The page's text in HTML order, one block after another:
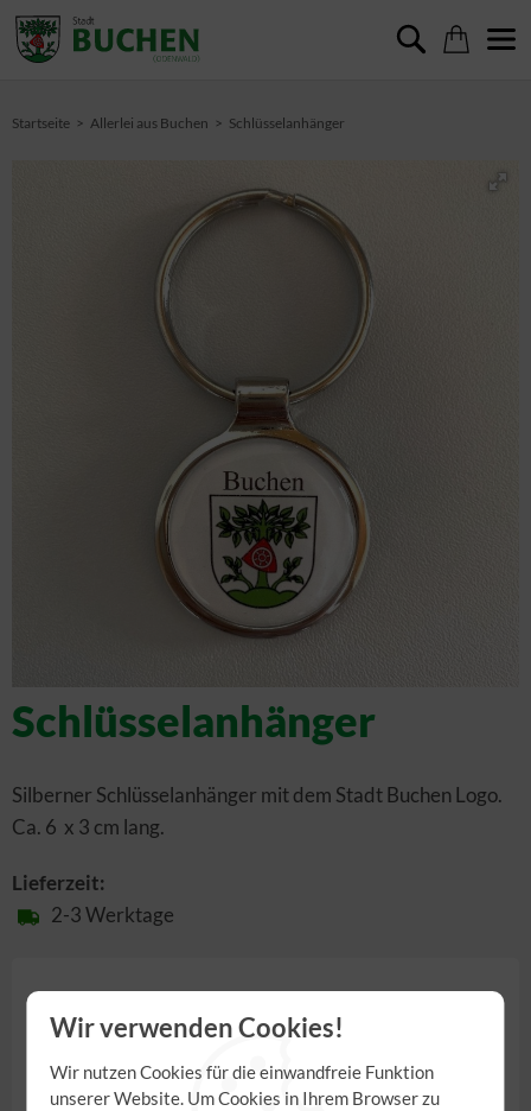
Wir verwenden Cookies!
Wir nutzen Cookies für die einwandfreie Funktion
unserer Website. Um Cookies in Ihrem Browser zu
Startseite Allerlei aus Buchen Schlüsselanhänger
Schlüsselanhänger
Silberner Schlüsselanhänger mit dem Stadt Buchen Logo.
Ca. 6 x 3 cm lang.
Lieferzeit:
2-3 Werktage
5,00 €